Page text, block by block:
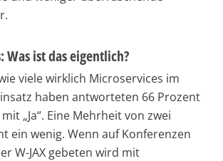
Was ist das eigentlich?
viele wirklich Microservices im
haben antworteten 66 Prozent
„Ja“. Eine Mehrheit von zwei
ein wenig. Wenn auf Konferenzen
W-JAX gebeten wird mit